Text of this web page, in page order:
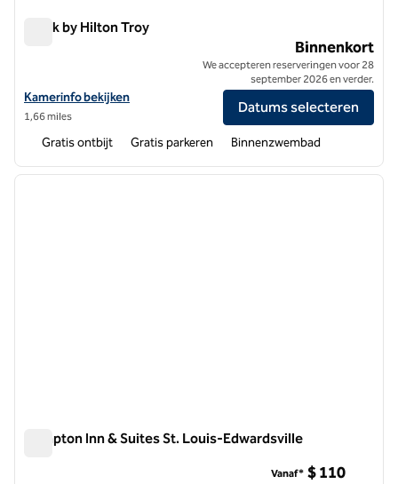
Spark by Hilton Troy
Bekijk hoteldetails voor Spark by Hilton Troy
Kamerinfo bekijken
1,66 miles
Binnenkort
We accepteren reserveringen voor 28
september 2026 en verder.
Datums selecteren
Gratis ontbijt Gratis parkeren Binnenzwembad
1 van 12
Hampton Inn & Suites St. Louis-Edwardsville
Vanaf* $ 110